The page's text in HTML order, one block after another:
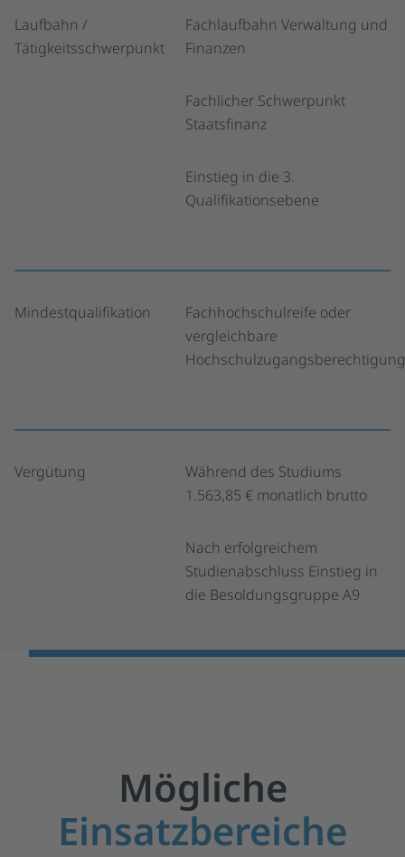
Laufbahn /
Tätigkeitsschwerpunkt
Fachlaufbahn Verwaltung und
Finanzen
Fachlicher Schwerpunkt
Staatsfinanz
Einstieg in die 3.
Qualifikationsebene
Mindestqualifikation
Fachhochschulreife oder
vergleichbare
Vergütung
Während des Studiums
1.563,85 € monatlich brutto
Nach erfolgreichem
Studienabschluss Einstieg in
die Besoldungsgruppe A9
Mögliche
Einsatzbereiche